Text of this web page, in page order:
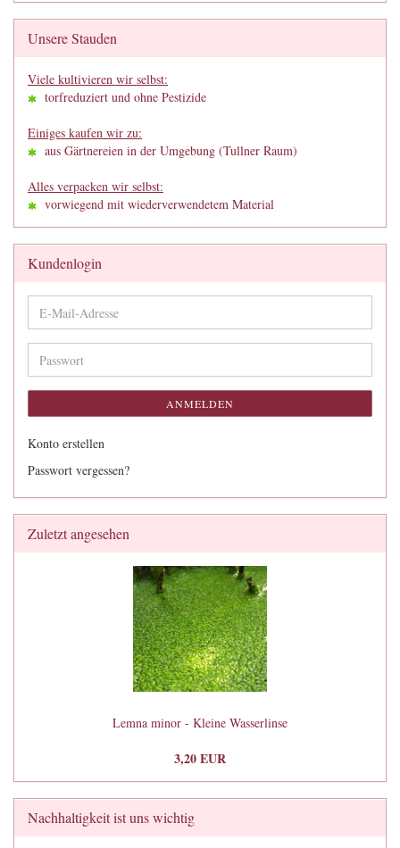
Unsere Stauden
Viele kultivieren wir selbst:
torfreduziert und ohne Pestizide
Einiges kaufen wir zu:
aus Gärtnereien in der Umgebung (Tullner Raum)
Alles verpacken wir selbst:
vorwiegend mit wiederverwendetem Material
Kundenlogin
E-
Mail-
Adresse
Passwort
ANMELDEN
Konto erstellen
Passwort vergessen?
Zuletzt angesehen
Lemna minor - Kleine Wasserlinse
3,20 EUR
Nachhaltigkeit ist uns wichtig